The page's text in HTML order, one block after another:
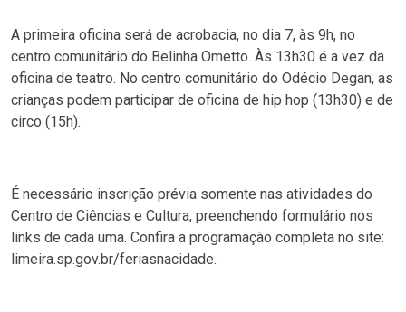
A primeira oficina será de acrobacia, no dia 7, às 9h, no
centro comunitário do Belinha Ometto. Às 13h30 é a vez da
oficina de teatro. No centro comunitário do Odécio Degan, as
crianças podem participar de oficina de hip hop (13h30) e de
circo (15h).
É necessário inscrição prévia somente nas atividades do
Centro de Ciências e Cultura, preenchendo formulário nos
links de cada uma. Confira a programação completa no site:
limeira.sp.gov.br/feriasnacidade.